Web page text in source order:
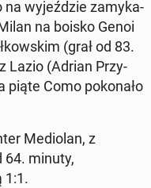
na wyjeździe za­myka­
na boisko Genoi
(grał od 83.
Lazio (Adrian Przy­
piąte Como pokon­ało
Medi­olan, z
64. minuty,
1:1.